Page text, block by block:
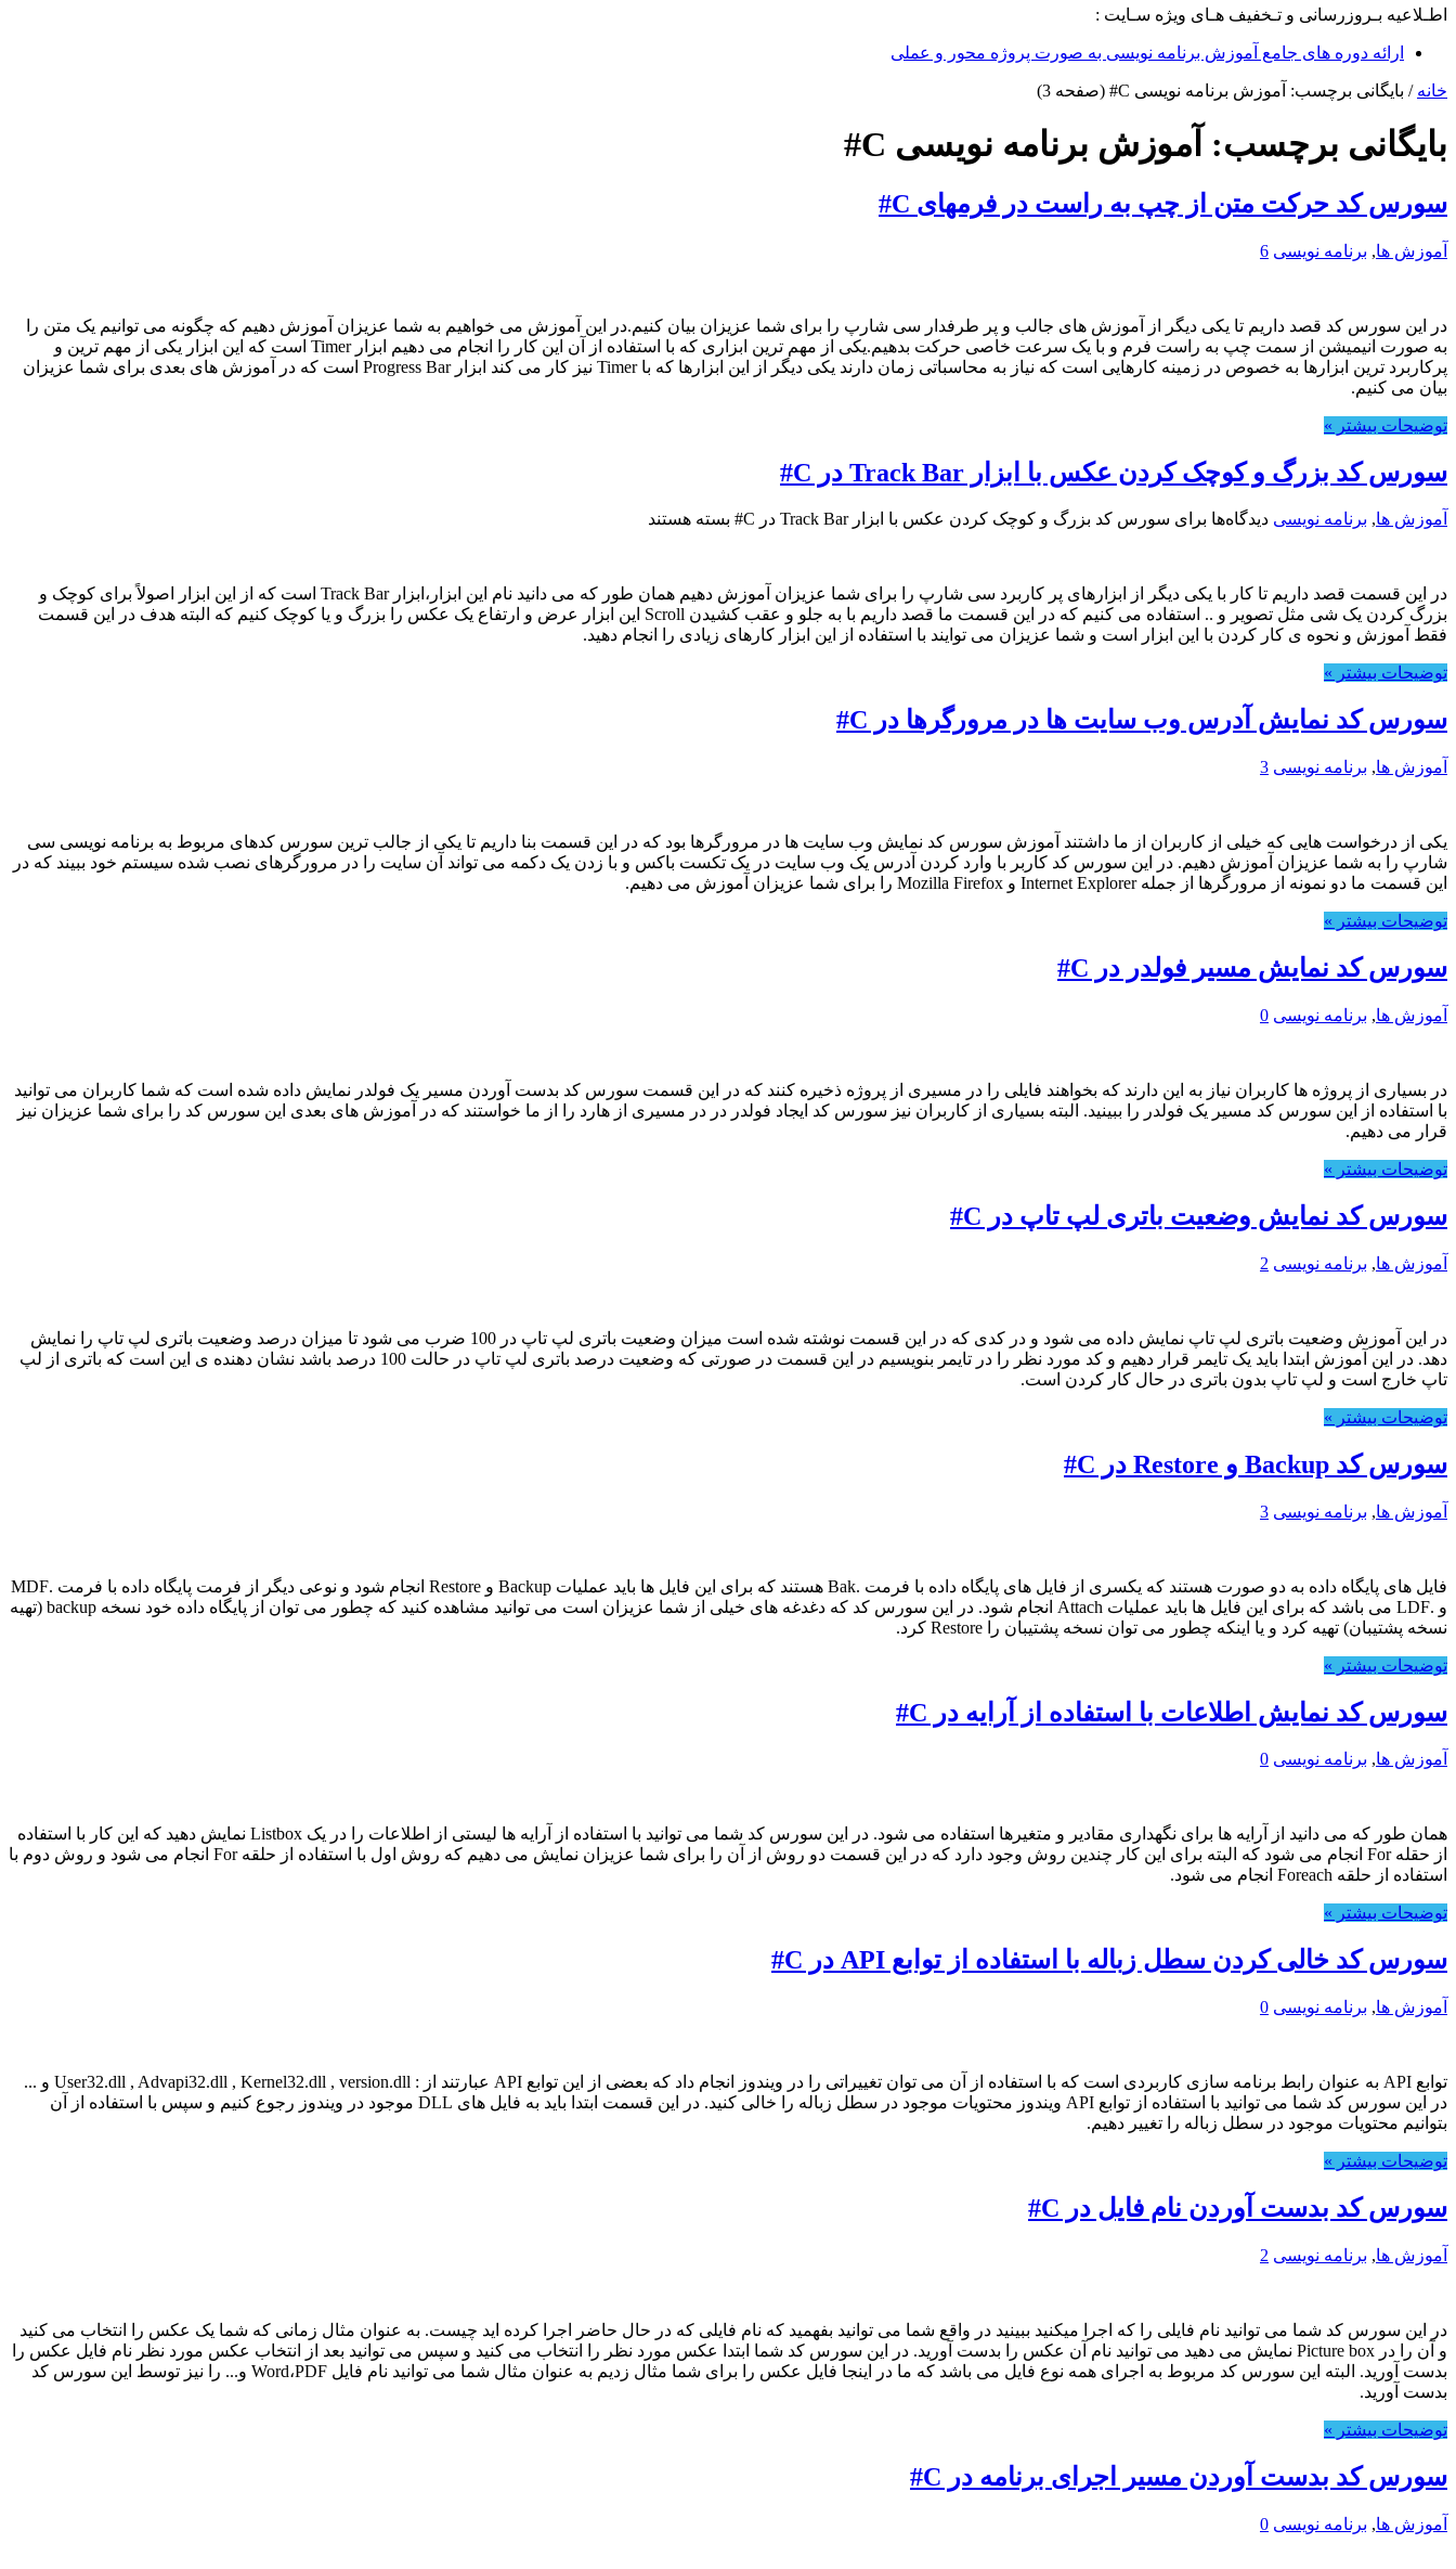
اطـلاعیه بـروزرسانی و تـخفیف هـای ویژه سـایت :
ارائه دوره های جامع آموزش برنامه نویسی به صورت پروژه محور و عملی
خانه / بایگانی برچسب: آموزش برنامه نویسی C# (صفحه 3)
بایگانی برچسب: آموزش برنامه نویسی C#
سورس کد حرکت متن از چپ به راست در فرمهای C#
آموزش ها, برنامه نویسی 6
در این سورس کد قصد داریم تا یکی دیگر از آموزش های جالب و پر طرفدار سی شارپ را برای شما عزیزان بیان کنیم.در این آموزش می خواهیم به شما عزیزان آموزش دهیم که چگونه می توانیم یک متن را
به صورت انیمیشن از سمت چپ به راست فرم و با یک سرعت خاصی حرکت بدهیم.یکی از مهم ترین ابزاری که با استفاده از آن این کار را انجام می دهیم ابزار Timer است که این ابزار یکی از مهم ترین و
پرکاربرد ترین ابزارها به خصوص در زمینه کارهایی است که نیاز به محاسباتی زمان دارند یکی دیگر از این ابزارها که با Timer نیز کار می کند ابزار Progress Bar است که در آموزش های بعدی برای شما عزیزان
بیان می کنیم.
توضیحات بیشتر »
سورس کد بزرگ و کوچک کردن عکس با ابزار Track Bar در C#
آموزش ها, برنامه نویسی دیدگاه‌ها برای سورس کد بزرگ و کوچک کردن عکس با ابزار Track Bar در C# بسته هستند
در این قسمت قصد داریم تا کار با یکی دیگر از ابزارهای پر کاربرد سی شارپ را برای شما عزیزان آموزش دهیم همان طور که می دانید نام این ابزار،ابزار Track Bar است که از این ابزار اصولاً برای کوچک و
بزرگ کردن یک شی مثل تصویر و .. استفاده می کنیم که در این قسمت ما قصد داریم با به جلو و عقب کشیدن Scroll این ابزار عرض و ارتفاع یک عکس را بزرگ و یا کوچک کنیم که البته هدف در این قسمت
فقط آموزش و نحوه ی کار کردن با این ابزار است و شما عزیزان می توایند با استفاده از این ابزار کارهای زیادی را انجام دهید.
توضیحات بیشتر »
سورس کد نمایش آدرس وب سایت ها در مرورگرها در C#
آموزش ها, برنامه نویسی 3
یکی از درخواست هایی که خیلی از کاربران از ما داشتند آموزش سورس کد نمایش وب سایت ها در مرورگرها بود که در این قسمت بنا داریم تا یکی از جالب ترین سورس کدهای مربوط به برنامه نویسی سی
شارپ را به شما عزیزان آموزش دهیم. در این سورس کد کاربر با وارد کردن آدرس یک وب سایت در یک تکست باکس و با زدن یک دکمه می تواند آن سایت را در مرورگرهای نصب شده سیستم خود ببیند که در
این قسمت ما دو نمونه از مرورگرها از جمله Internet Explorer و Mozilla Firefox را برای شما عزیزان آموزش می دهیم.
توضیحات بیشتر »
سورس کد نمایش مسیر فولدر در C#
آموزش ها, برنامه نویسی 0
در بسیاری از پروژه ها کاربران نیاز به این دارند که بخواهند فایلی را در مسیری از پروژه ذخیره کنند که در این قسمت سورس کد بدست آوردن مسیر یک فولدر نمایش داده شده است که شما کاربران می توانید
با استفاده از این سورس کد مسیر یک فولدر را ببینید. البته بسیاری از کاربران نیز سورس کد ایجاد فولدر در در مسیری از هارد را از ما خواستند که در آموزش های بعدی این سورس کد را برای شما عزیزان نیز
قرار می دهیم.
توضیحات بیشتر »
سورس کد نمایش وضعیت باتری لپ تاپ در C#
آموزش ها, برنامه نویسی 2
در این آموزش وضعیت باتری لپ تاپ نمایش داده می شود و در کدی که در این قسمت نوشته شده است میزان وضعیت باتری لپ تاپ در 100 ضرب می شود تا میزان درصد وضعیت باتری لپ تاپ را نمایش
دهد. در این آموزش ابتدا باید یک تایمر قرار دهیم و کد مورد نظر را در تایمر بنویسیم در این قسمت در صورتی که وضعیت درصد باتری لپ تاپ در حالت 100 درصد باشد نشان دهنده ی این است که باتری از لپ
تاپ خارج است و لپ تاپ بدون باتری در حال کار کردن است.
توضیحات بیشتر »
سورس کد Backup و Restore در C#
آموزش ها, برنامه نویسی 3
فایل های پایگاه داده به دو صورت هستند که یکسری از فایل های پایگاه داده با فرمت .Bak هستند که برای این فایل ها باید عملیات Backup و Restore انجام شود و نوعی دیگر از فرمت پایگاه داده با فرمت .MDF
و .LDF می باشد که برای این فایل ها باید عملیات Attach انجام شود. در این سورس کد که دغدغه های خیلی از شما عزیزان است می توانید مشاهده کنید که چطور می توان از پایگاه داده خود نسخه backup (تهیه
نسخه پشتیبان) تهیه کرد و یا اینکه چطور می توان نسخه پشتیبان را Restore کرد.
توضیحات بیشتر »
سورس کد نمایش اطلاعات با استفاده از آرایه در C#
آموزش ها, برنامه نویسی 0
همان طور که می دانید از آرایه ها برای نگهداری مقادیر و متغیرها استفاده می شود. در این سورس کد شما می توانید با استفاده از آرایه ها لیستی از اطلاعات را در یک Listbox نمایش دهید که این کار با استفاده
از حقله For انجام می شود که البته برای این کار چندین روش وجود دارد که در این قسمت دو روش از آن را برای شما عزیزان نمایش می دهیم که روش اول با استفاده از حلقه For انجام می شود و روش دوم با
استفاده از حلقه Foreach انجام می شود.
توضیحات بیشتر »
سورس کد خالی کردن سطل زباله با استفاده از توابع API در C#
آموزش ها, برنامه نویسی 0
توابع API به عنوان رابط برنامه سازی کاربردی است که با استفاده از آن می توان تغییراتی را در ویندوز انجام داد که بعضی از این توابع API عبارتند از : User32.dll , Advapi32.dll , Kernel32.dll , version.dll و ...
در این سورس کد شما می توانید با استفاده از توابع API ویندوز محتویات موجود در سطل زباله را خالی کنید. در این قسمت ابتدا باید به فایل های DLL موجود در ویندوز رجوع کنیم و سپس با استفاده از آن
بتوانیم محتویات موجود در سطل زباله را تغییر دهیم.
توضیحات بیشتر »
سورس کد بدست آوردن نام فایل در C#
آموزش ها, برنامه نویسی 2
در این سورس کد شما می توانید نام فایلی را که اجرا میکنید ببینید در واقع شما می توانید بفهمید که نام فایلی که در حال حاضر اجرا کرده اید چیست. به عنوان مثال زمانی که شما یک عکس را انتخاب می کنید
و آن را در Picture box نمایش می دهید می توانید نام آن عکس را بدست آورید. در این سورس کد شما ابتدا عکس مورد نظر را انتخاب می کنید و سپس می توانید بعد از انتخاب عکس مورد نظر نام فایل عکس را
بدست آورید. البته این سورس کد مربوط به اجرای همه نوع فایل می باشد که ما در اینجا فایل عکس را برای شما مثال زدیم به عنوان مثال شما می توانید نام فایل Word،PDF و... را نیز توسط این سورس کد
بدست آورید.
توضیحات بیشتر »
سورس کد بدست آوردن مسیر اجرای برنامه در C#
آموزش ها, برنامه نویسی 0